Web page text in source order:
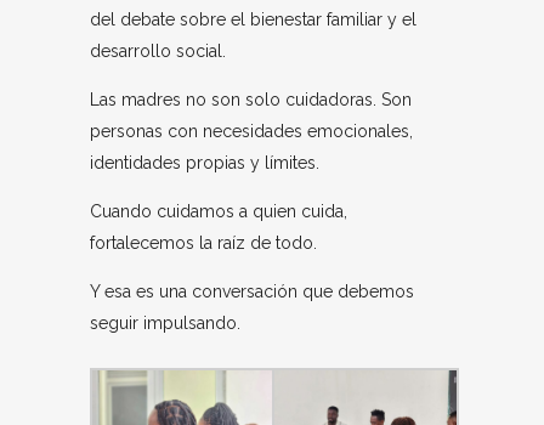
del debate sobre el bienestar familiar y el
desarrollo social.
Las madres no son solo cuidadoras. Son
personas con necesidades emocionales,
identidades propias y límites.
Cuando cuidamos a quien cuida,
fortalecemos la raíz de todo.
Y esa es una conversación que debemos
seguir impulsando.